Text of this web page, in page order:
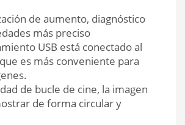
de aumento, diagnóstico
más preciso
USB está conectado al
es más conveniente para
de bucle de cine, la imagen
de forma circular y